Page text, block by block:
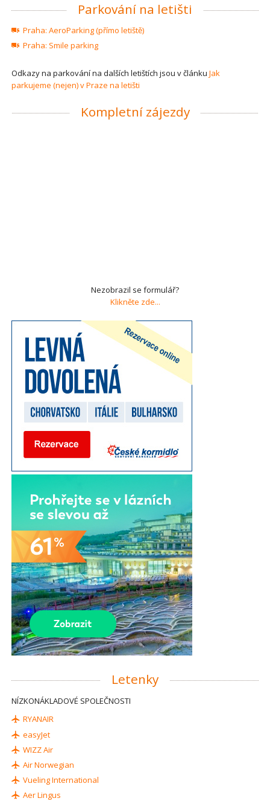
Parkování na letišti
Praha: AeroParking (přímo letiště)
Praha: Smile parking
Odkazy na parkování na dalších letištích jsou v článku Jak
parkujeme (nejen) v Praze na letišti
Kompletní zájezdy
Nezobrazil se formulář?
Klikněte zde...
Letenky
NÍZKONÁKLADOVÉ SPOLEČNOSTI
RYANAIR
easyJet
WIZZ Air
Air Norwegian
Vueling International
Aer Lingus